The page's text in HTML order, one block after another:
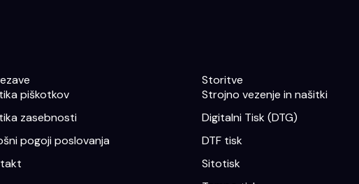
piškotkov
zasebnosti
pogoji poslovanja
Storitve
Strojno vezenje in našitki
Digitalni Tisk (DTG)
DTF tisk
Sitotisk